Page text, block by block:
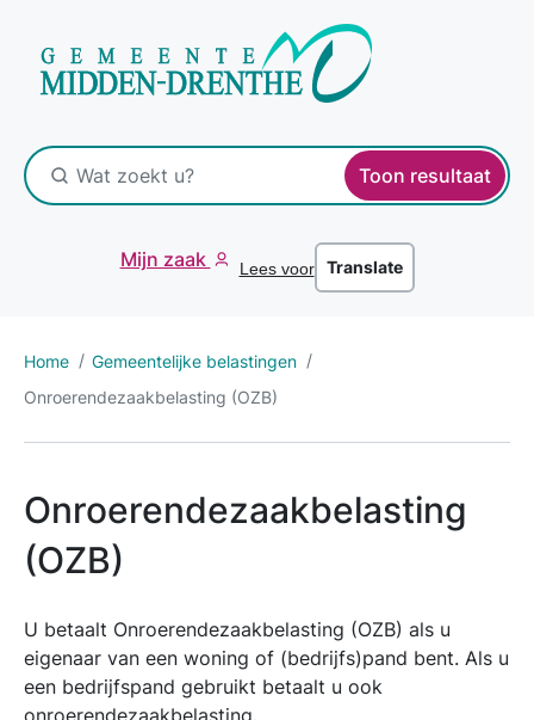
Toon resultaat
Mijn zaak Lees voor Translate
Home
Gemeentelijke belastingen
Onroerendezaakbelasting (OZB)
Onroerendezaakbelasting
(OZB)
U betaalt Onroerendezaakbelasting (OZB) als u
eigenaar van een woning of (bedrijfs)pand bent. Als u
een bedrijfspand gebruikt betaalt u ook
onroerendezaakbelasting.